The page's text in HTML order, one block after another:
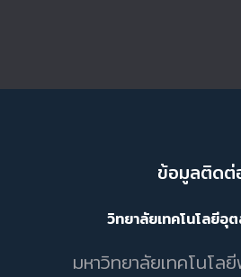
ข้อมูลติดต่
วิทยาลัยเทคโนโลยีอุ
มหาวิทยาลัยเทคโนโล